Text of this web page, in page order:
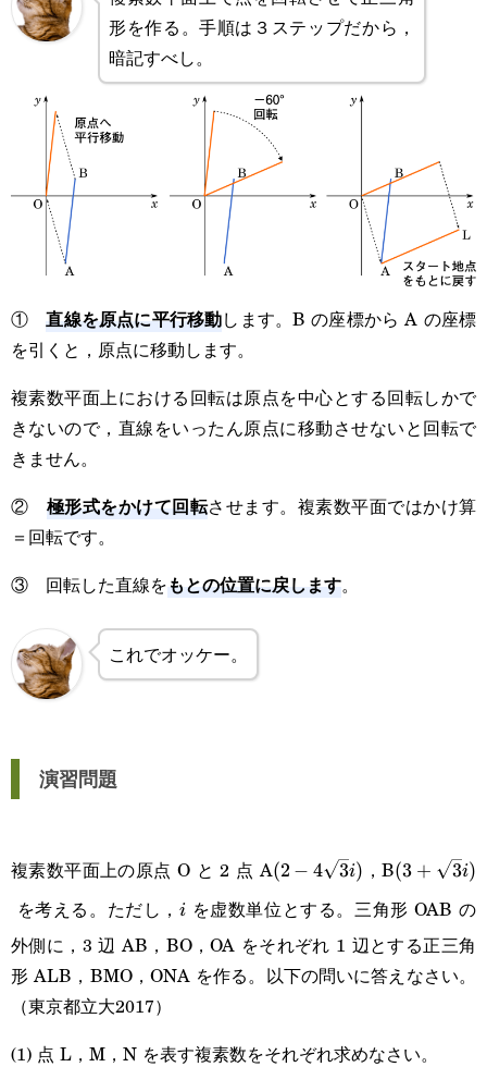
形を作る。手順は３ステップだから，
暗記すべし。
①直線を原点に平行移動します。B の座標から A の座標
を引くと，原点に移動します。
複素数平面上における回転は原点を中心とする回転しかで
きないので，直線をいったん原点に移動させないと回転で
きません。
② 極形式をかけて回転させます。複素数平面ではかけ算
＝回転です。
③ 回転した直線をもとの位置に戻します。
これでオッケー。
演習問題
複素数平面上の原点 O と 2 点 A (2-
(2 − 4 3i) ，B(3 + 3i)
を考える。ただし， i
i を虚数単位とする。三角形 OAB の
外側に，3 辺 AB，BO，OA をそれぞれ 1 辺とする正三角
形 ALB，BMO，ONA を作る。以下の問いに答えなさい。
（東京都立大2017）
(1) 点 L，M，N を表す複素数をそれぞれ求めなさい。